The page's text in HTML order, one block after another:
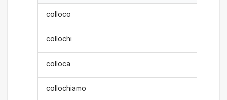
colloco
collochi
colloca
collochiamo